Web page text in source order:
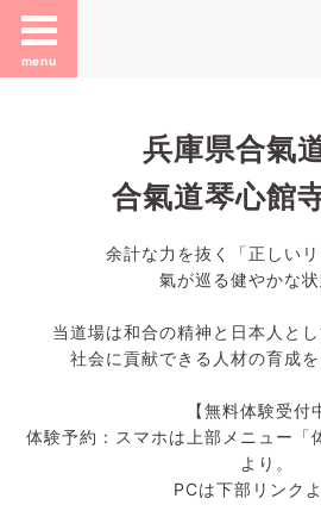
menu
兵庫県合氣
合氣道琴心館
余計な力を抜く「正しい
氣が巡る健やかな状
当道場は和合の精神と日本人とし
社会に貢献できる人材の育成を
【無料体験受付
体験予約：スマホは上部メニュー「
より。
PCは下部リンクよ